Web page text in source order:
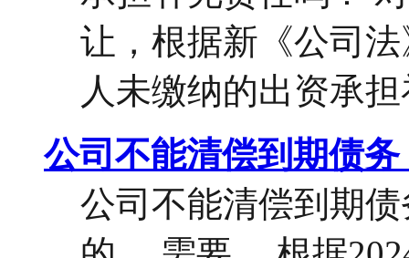
让，根据新《公司
人未缴纳的出资承
公司不能清偿到期债
公司不能清偿到期